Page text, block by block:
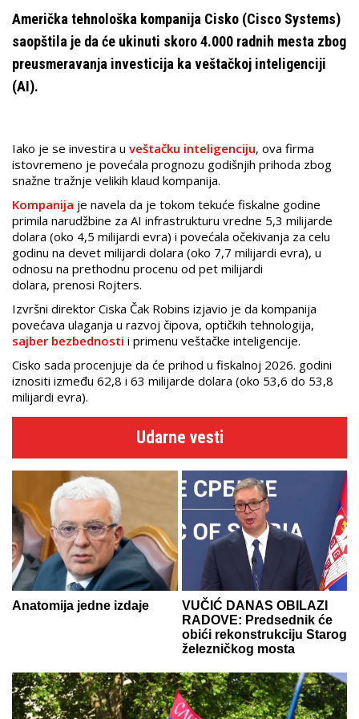
Američka tehnološka kompanija Cisko (Cisco Systems)
saopštila je da će ukinuti skoro 4.000 radnih mesta zbog
preusmeravanja investicija ka veštačkoj inteligenciji
(AI).
Iako je se investira u veštačku inteligenciju, ova firma
istovremeno je povećala prognozu godišnjih prihoda zbog
snažne tražnje velikih klaud kompanija.
Kompanija je navela da je tokom tekuće fiskalne godine
primila narudžbine za AI infrastrukturu vredne 5,3 milijarde
dolara (oko 4,5 milijardi evra) i povećala očekivanja za celu
godinu na devet milijardi dolara (oko 7,7 milijardi evra), u
odnosu na prethodnu procenu od pet milijardi
dolara, prenosi Rojters.
Izvršni direktor Ciska Čak Robins izjavio je da kompanija
povećava ulaganja u razvoj čipova, optičkih tehnologija,
sajber bezbednosti i primenu veštačke inteligencije.
Cisko sada procenjuje da će prihod u fiskalnoj 2026. godini
iznositi između 62,8 i 63 milijarde dolara (oko 53,6 do 53,8
milijardi evra).
Udarne vesti
Anatomija jedne izdaje
VUČIĆ DANAS OBILAZI
RADOVE: Predsednik će
obići rekonstrukciju Starog
železničkog mosta